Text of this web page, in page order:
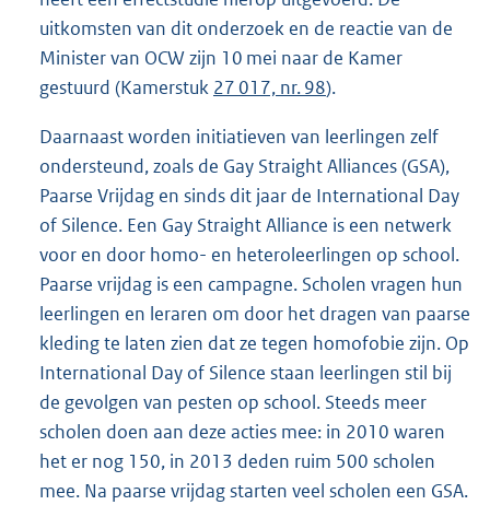
uitkomsten van dit onderzoek en de reactie van de
Minister van OCW zijn 10 mei naar de Kamer
gestuurd (Kamerstuk 27 017, nr. 98).
Daarnaast worden initiatieven van leerlingen zelf
ondersteund, zoals de Gay Straight Alliances (GSA),
Paarse Vrijdag en sinds dit jaar de International Day
of Silence. Een Gay Straight Alliance is een netwerk
voor en door homo- en heteroleerlingen op school.
Paarse vrijdag is een campagne. Scholen vragen hun
leerlingen en leraren om door het dragen van paarse
kleding te laten zien dat ze tegen homofobie zijn. Op
International Day of Silence staan leerlingen stil bij
de gevolgen van pesten op school. Steeds meer
scholen doen aan deze acties mee: in 2010 waren
het er nog 150, in 2013 deden ruim 500 scholen
mee. Na paarse vrijdag starten veel scholen een GSA.